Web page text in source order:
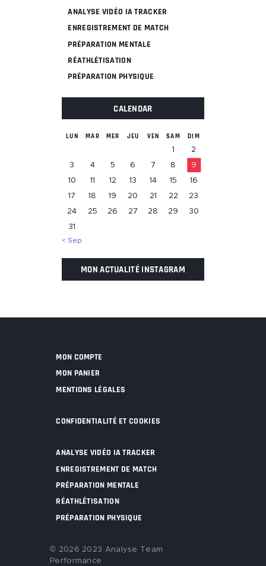
ANALYSE VIDÉO IA TRACKER
ENREGISTREMENT DE MATCH
PRÉPARATION MENTALE
RÉATHLÉTISATION
PRÉPARATION PHYSIQUE
CALENDAR
LUN MAR MER JEU VEN SAM DIM
1
2
3
4 5 6 7 8
9
10
11 12 13 14 15
16
17
18 19 20 21 22
23
24
25 26 27 28 29
30
31
« Sep
MON ACTUALITÉ INSTAGRAM
MON COMPTE
MON PANIER
MENTIONS LÉGALES
CONFIDENTIALITÉ ET COOKIES
ANALYSE VIDÉO IA TRACKER
ENREGISTREMENT DE MATCH
PRÉPARATION MENTALE
RÉATHLÉTISATION
PRÉPARATION PHYSIQUE
© 2026 2023 Analyse Team
Performance